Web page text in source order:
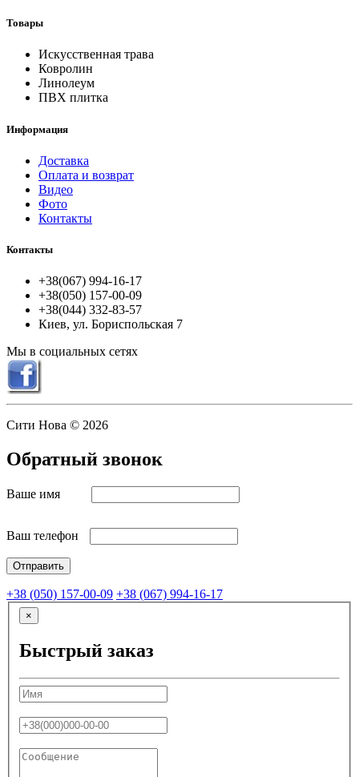
Товары
Искусственная трава
Ковролин
Линолеум
ПВХ плитка
Информация
Доставка
Оплата и возврат
Видео
Фото
Контакты
Контакты
+38(067) 994-16-17
+38(050) 157-00-09
+38(044) 332-83-57
Киев, ул. Бориспольская 7
Мы в социальных сетях
Сити Нова © 2026
Обратный звонок
Ваше имя
Ваш телефон
+38 (050) 157-00-09 +38 (067) 994-16-17
×
Быстрый заказ